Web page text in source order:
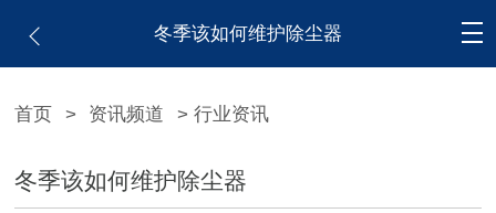
冬季该如何维护除尘器
首页 > 资讯频道 > 行业资讯
冬季该如何维护除尘器